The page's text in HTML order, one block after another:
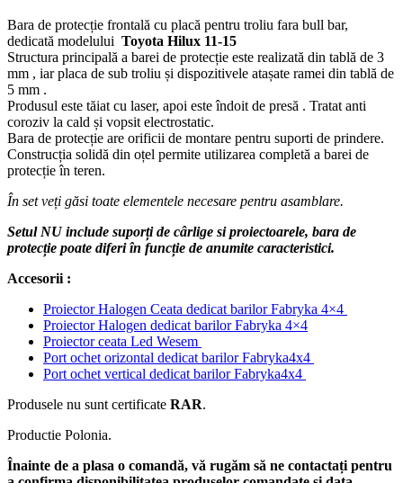
Bara de protecție frontală cu placă pentru troliu fara bull bar,
dedicată modelului Toyota Hilux 11-15
Structura principală a barei de protecție este realizată din tablă de 3
mm , iar placa de sub troliu și dispozitivele atașate ramei din tablă de
5 mm .
Produsul este tăiat cu laser, apoi este îndoit de presă . Tratat anti
coroziv la cald și vopsit electrostatic.
Bara de protecție are orificii de montare pentru suporti de prindere.
Construcția solidă din oțel permite utilizarea completă a barei de
protecție în teren.
În set veți găsi toate elementele necesare pentru asamblare.
Setul NU include suporți de cârlige si proiectoarele, bara de
protecție poate diferi în funcție de anumite caracteristici.
Accesorii :
Proiector Halogen Ceata dedicat barilor Fabryka 4×4
Proiector Halogen dedicat barilor Fabryka 4×4
Proiector ceata Led Wesem
Port ochet orizontal dedicat barilor Fabryka4x4
Port ochet vertical dedicat barilor Fabryka4x4
Produsele nu sunt certificate RAR.
Productie Polonia.
Înainte de a plasa o comandă, vă rugăm să ne contactați pentru